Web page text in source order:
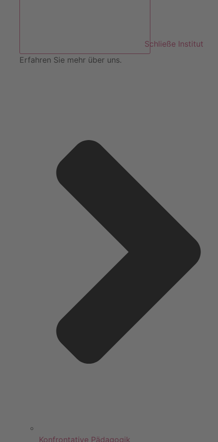
Schließe Institut
Erfahren Sie mehr über uns.
Konfrontative Pädagogik